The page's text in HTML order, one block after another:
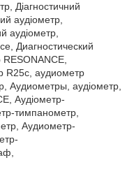
Діагностичний
аудіометр,
аудіометр,
Диагностический
R25с, аудиометр
Аудиометры, аудіометр,
Аудіометр-
тимпанометр,
Аудиометр-